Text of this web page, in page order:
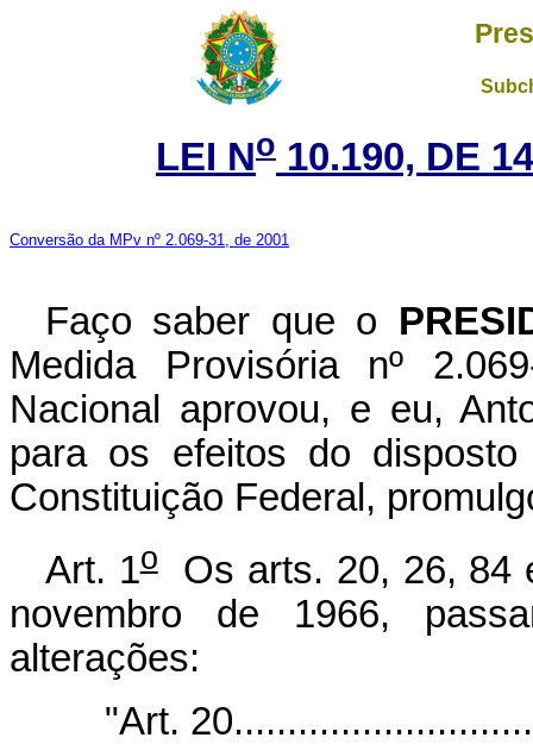
LEI No 10.190, DE
Conversão da MPv nº 2.069-31, de 2001
Faço saber que o
Medida Provisória nº
Nacional aprovou, e eu,
para os efeitos do
Constituição Federal,
Art. 1oOs arts. 20, 26, 84
novembro de 1966,
alterações:
"Art.